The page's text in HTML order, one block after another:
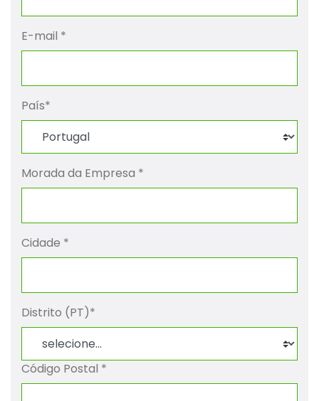
E-mail *
País*
Morada da Empresa *
Cidade *
Distrito (PT)*
Código Postal *